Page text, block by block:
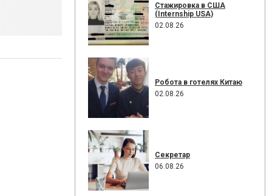
Стажировка в США
(Internship USA)
02.08.26
Робота в готелях Китаю
02.08.26
Секретар
06.08.26